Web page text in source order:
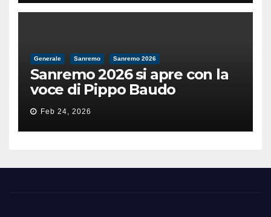
Generale Sanremo Sanremo 2026
Sanremo 2026 si apre con la
voce di Pippo Baudo
Feb 24, 2026